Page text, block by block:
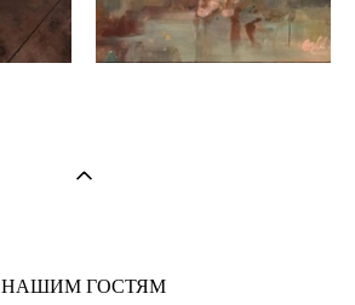
НАШИМ ГОСТЯМ